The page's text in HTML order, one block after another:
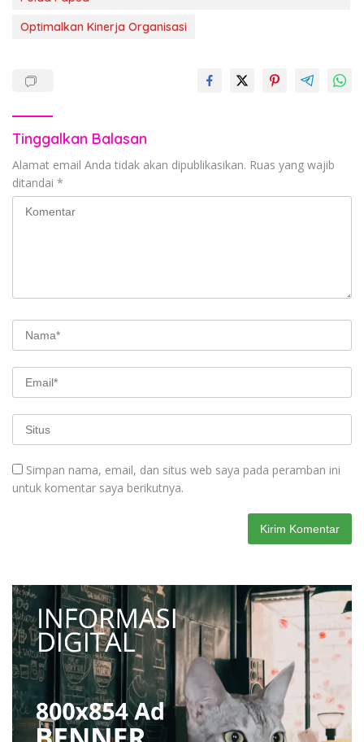
Optimalkan Kinerja Organisasi
Tinggalkan Balasan
Alamat email Anda tidak akan dipublikasikan. Ruas yang wajib
ditandai *
Simpan nama, email, dan situs web saya pada peramban ini
untuk komentar saya berikutnya.